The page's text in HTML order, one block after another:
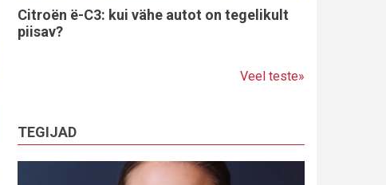
Citroën ë-C3: kui vähe autot on tegelikult
piisav?
Veel teste»
TEGIJAD